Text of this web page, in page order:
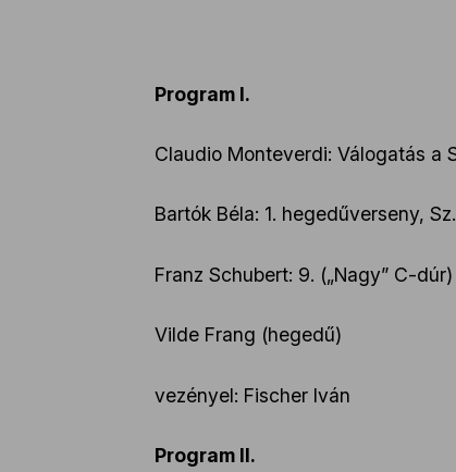
Program I.
Claudio Monteverdi: Válogatás a
Bartók Béla: 1. hegedűverseny,
Franz Schubert: 9. („Nagy” C-
Vilde Frang (hegedű)
vezényel: Fischer Iván
Program II.